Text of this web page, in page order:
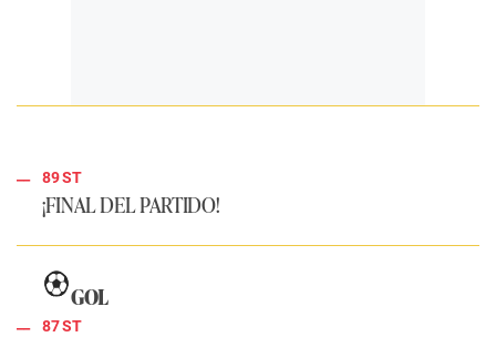
89 ST
¡FINAL DEL PARTIDO!
GOL
87 ST